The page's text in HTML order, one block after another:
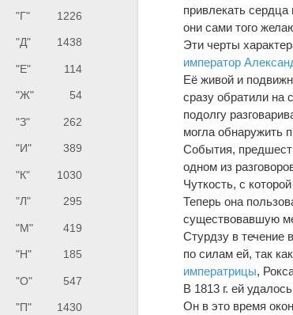
"Г" 1226
"Д" 1438
"Е" 114
"Ж" 54
"З" 262
"И" 389
"К" 1030
"Л" 295
"М" 419
"Н" 185
"О" 547
"П" 1430
привлекать
они сами того
Эти черты
император
Её живой и
сразу обратили на
подолгу
могла обнаружить
События,
одном из
Чуткость, с
Теперь она
существовавшую
Стурдзу в течение
по силам ей, так
императрицы,
В 1813 г. ей
Он в это время